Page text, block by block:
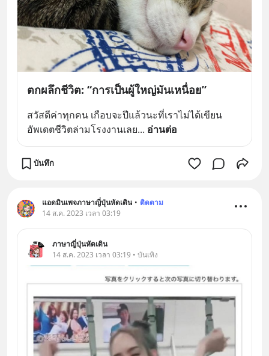
ตกผลึกชีวิต: “การเป็นผู้ใหญ่มันเหนื่อย”
สวัสดีค่าทุกคน เกือบจะปีแล้วนะที่เราไม่ได้เขียน
อัพเดตชีวิตล่ามโรงงานเลย... อ่านต่อ
บันทึก
แอดมินเพจภาษาญี่ปุ่นหัดเดิน • ติดตาม
14 ส.ค. 2023 เวลา 03:19
ภาษาญี่ปุ่นหัดเดิน
14 ส.ค. 2023 เวลา 03:19 • บันเทิง